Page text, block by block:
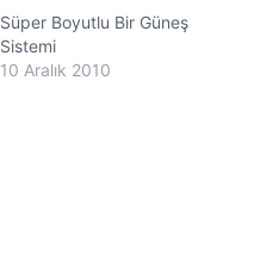
Süper Boyutlu Bir Güneş
Sistemi
10 Aralık 2010